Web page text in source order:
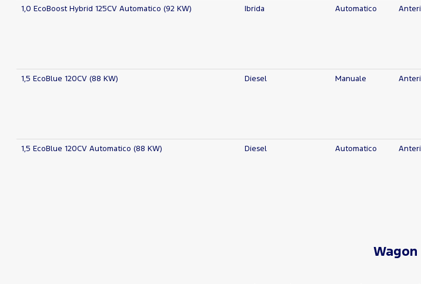
1,0 EcoBoost Hybrid 125CV Automatico (92 KW) Ibrida Automatico
1,5 EcoBlue 120CV (88 KW) Diesel Manuale
1,5 EcoBlue 120CV Automatico (88 KW) Diesel Automatico
Wagon